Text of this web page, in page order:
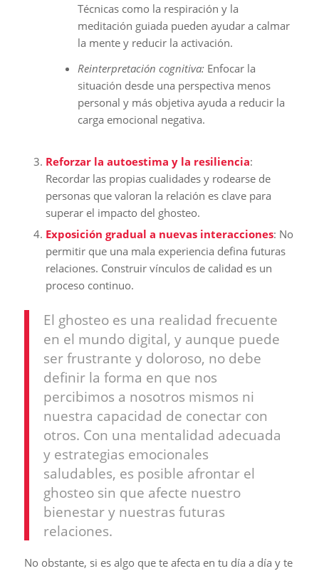
Técnicas como la respiración y la
meditación guiada pueden ayudar a calmar
la mente y reducir la activación.
Reinterpretación cognitiva:Enfocar la
situación desde una perspectiva menos
personal y más objetiva ayuda a reducir la
carga emocional negativa.
Reforzar la autoestima y la resiliencia:
Recordar las propias cualidades y rodearse de
personas que valoran la relación es clave para
superar el impacto del ghosteo.
Exposición gradual a nuevas interacciones: No
permitir que una mala experiencia defina futuras
relaciones. Construir vínculos de calidad es un
proceso continuo.
El ghosteo es una realidad frecuente
en el mundo digital, y aunque puede
ser frustrante y doloroso, no debe
definir la forma en que nos
percibimos a nosotros mismos ni
nuestra capacidad de conectar con
otros. Con una mentalidad adecuada
y estrategias emocionales
saludables, es posible afrontar el
ghosteo sin que afecte nuestro
bienestar y nuestras futuras
relaciones.
No obstante, si es algo que te afecta en tu día a día y te